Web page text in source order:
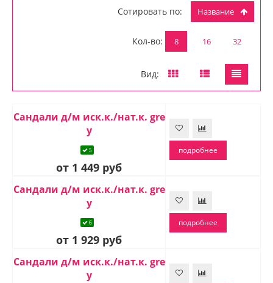
Сотировать по: Название
Кол-во: 8 16 32
Вид:
Сандали д/м иск.к./нат.к. gre
y
5
от 1 449 руб
подробнее
Сандали д/м иск.к./нат.к. gre
y
6
от 1 929 руб
подробнее
Сандали д/м иск.к./нат.к. gre
y